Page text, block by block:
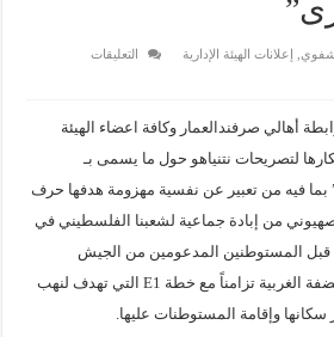
إعلانات الهيئة الإدارية
التعليقات
أهالي صرفندالعمار وكافة اعضاء الهيئة
لتصريحات نتنياهو حول ما يسمى بـ
فيه من تعبير عن نفسية مهزومة هدفها حرف
من إبادة جماعية لشعبنا الفلسطيني في
قبل المستوطنين المدعومين من الجيش
الإسرائيلي على شعبنا في الضفة الغربية تزامناً مع خطة E1 التي تهدف لنهب
سكانها وإقامة المستوطنات عليها.